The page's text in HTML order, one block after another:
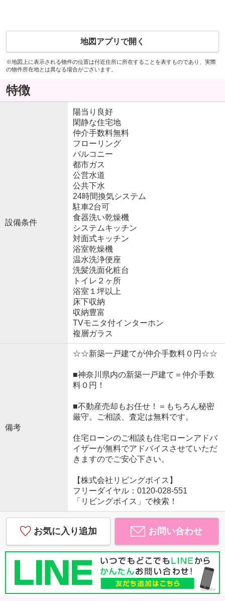
地図アプリで開く
※地図上に表示される物件の位置は付近住所に所在することを表すものであり、実際
の物件所在地とは異なる場合がございます。
特徴
設備条件
陽当り良好
閑静な住宅地
仲介手数料無料
フローリング
バルコニー
都市ガス
公営水道
公共下水
24時間換気システム
駐車2台可
食器洗い乾燥機
システムキッチン
対面式キッチン
浴室乾燥機
温水洗浄便座
洗髪洗面化粧台
トイレ２ヶ所
浴室１坪以上
床下収納
収納豊富
TVモニタ付インターホン
複層ガラス
備考
☆☆新築一戸建てが仲介手数料０円☆☆
■神奈川県内の新築一戸建て＝仲介手数
料０円！
■不動産売却もお任せ！＝もちろん秘密
厳守。ご相談、査定は無料です。
住宅ローンのご相談も住宅ローンアドバ
イザーが無料でアドバイスさせていただ
きますのでご安心下さい。
【株式会社リビングボイス】
フリーダイヤル：0120-028-551
「リビングボイス」で検索！
お気に入り追加 お問い合わせ